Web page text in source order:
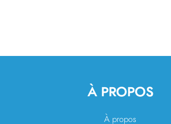
À PROPOS
À propos